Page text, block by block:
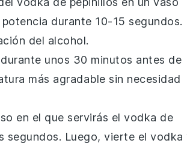
durante 10-15 segundos.
del alcohol.
unos 30 minutos antes de
más agradable sin necesidad
en el que servirás el vodka de
segundos. Luego, vierte el vodka